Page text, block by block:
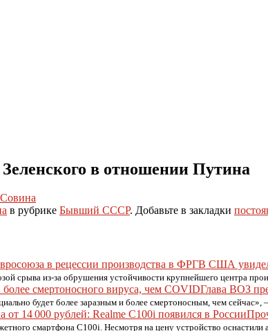
в отношении Путина
в рубрике Бывший СССР. Добавьте в закладки
В США
срыва из-за обрушения устойчивости крупнейшего центра
Глава ВОЗ
будет более заразным и более смертоносным, чем
смартфона C100i. Несмотря на цену устройство